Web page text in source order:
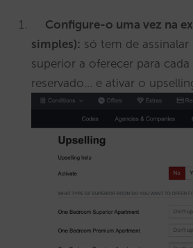
Configure-o uma vez na
simples): só tem de
superior a oferecer para
reservado… e ativar o